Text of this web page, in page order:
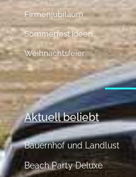
Firmenjubiläum
Sommerfest Ideen
Weihnachtsfeier
Aktuell beliebt
Bauernhof und Landlust
Beach Party Deluxe